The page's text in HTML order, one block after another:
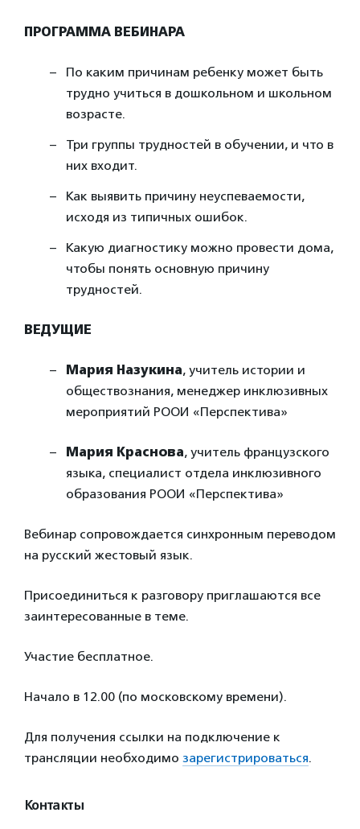
ПРОГРАММА ВЕБИНАРА
По каким причинам ребенку может быть
трудно учиться в дошкольном и школьном
возрасте.
Три группы трудностей в обучении, и что в
них входит.
Как выявить причину неуспеваемости,
исходя из типичных ошибок.
Какую диагностику можно провести дома,
чтобы понять основную причину
трудностей.
ВЕДУЩИЕ
Мария Назукина, учитель истории и
обществознания, менеджер инклюзивных
мероприятий РООИ «Перспектива»
Мария Краснова, учитель французского
языка, специалист отдела инклюзивного
образования РООИ «Перспектива»
Вебинар сопровождается синхронным переводом
на русский жестовый язык.
Присоединиться к разговору приглашаются все
заинтересованные в теме.
Участие бесплатное.
Начало в 12.00 (по московскому времени).
Для получения ссылки на подключение к
трансляции необходимо зарегистрироваться.
Контакты